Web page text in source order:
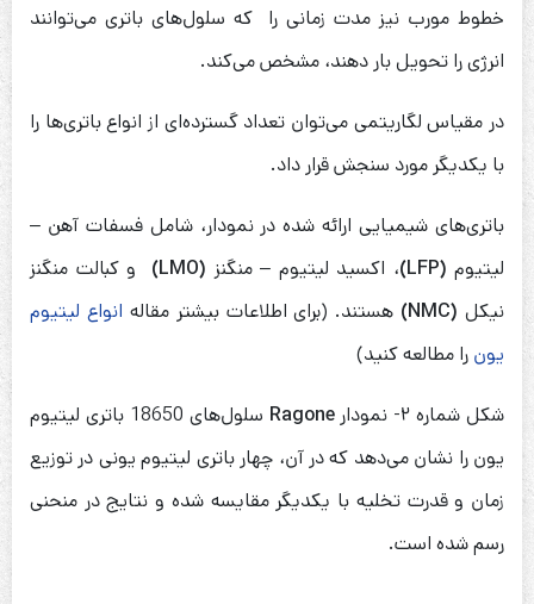
خطوط مورب نیز مدت زمانی را که سلول‌های باتری می‌توانند
انرژی را تحویل بار دهند، مشخص می‌کند.
در مقیاس لگاریتمی می‌توان تعداد گسترده‌ای از انواع باتری‌ها را
با یکدیگر مورد سنجش قرار داد.
باتری‌های شیمیایی ارائه شده در نمودار، شامل فسفات آهن –
لیتیوم (LFP) ، اکسید لیتیوم – منگنز (LMO)
و کبالت منگنز
نیکل (NMC) هستند. (برای اطلاعات بیشتر مقاله انواع لیتیوم
یون را مطالعه کنید)
شکل شماره ۲- نمودار Ragone
سلول‌های 18650 باتری لیتیوم
یون را نشان می‌دهد که در آن، چهار باتری لیتیوم یونی در توزیع
زمان و قدرت تخلیه با یکدیگر مقایسه شده و نتایج در منحنی
رسم شده است.